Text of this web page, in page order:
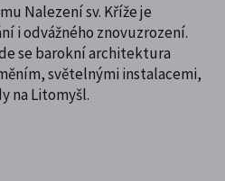
Nalezení sv. Kříže je
i odvážného znovuzrození.
se barokní architektura
světelnými instalacemi,
na Litomyšl.